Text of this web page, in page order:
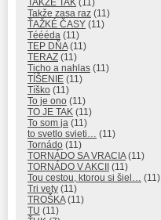
TAKŽE TAK (11)
Takže zasa raz (11)
ŤAŽKÉ ČASY (11)
Téééda (11)
TEP DŇA(11)
TERAZ (11)
Ticho a nahlas (11)
TÍŠENIE (11)
Tíško (11)
To je ono (11)
TO JE TAK (11)
To som ja (11)
to svetlo svieti… (11)
Tornádo (11)
TORNÁDO SA VRACIA(11)
TORNÁDO V AKCII
(11)
Tou cestou, ktorou si šiel… (11)
Tri vety (11)
TROŠKA(11)
TU (11)